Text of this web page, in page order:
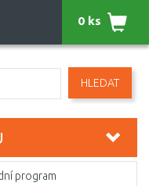
HLEDAT
0 ks
program